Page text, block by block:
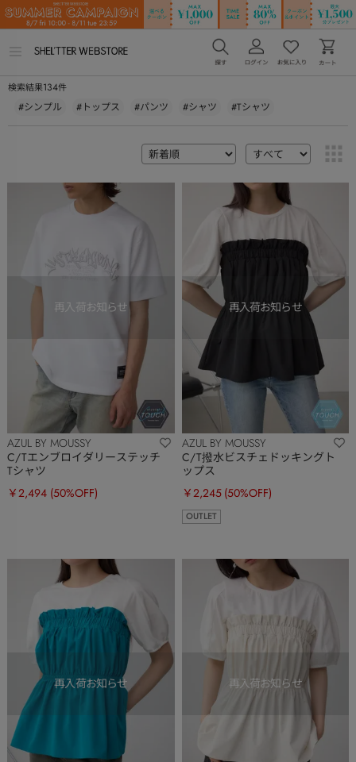
ー
を
検索結果134件
#シンプル #トップス #パンツ #シャツ #Tシャツ
AZUL BY MOUSSY
C/Tエンブロイダリーステッチ
Tシャツ
￥2,494 (50%OFF)
AZUL BY MOUSSY
C/T撥水ビスチェドッキングト
ップス
￥2,245 (50%OFF)
OUTLET